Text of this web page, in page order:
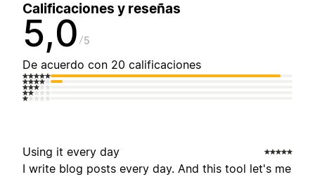
Calificaciones y reseñas
5,0 5
De acuerdo con 20 calificaciones
Using it every day
I write blog posts every day. And this tool let's me